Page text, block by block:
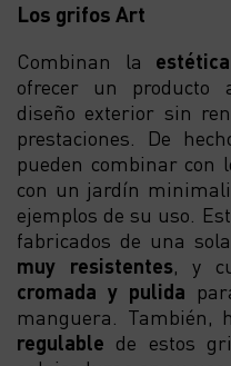
Los grifos Art
Combinan la
ofrecer un producto
diseño exterior sin
prestaciones. De
pueden combinar con
con un jardín
ejemplos de su uso.
fabricados de una
muy resistentes, y
cromada y pulida
manguera. También,
regulable de estos